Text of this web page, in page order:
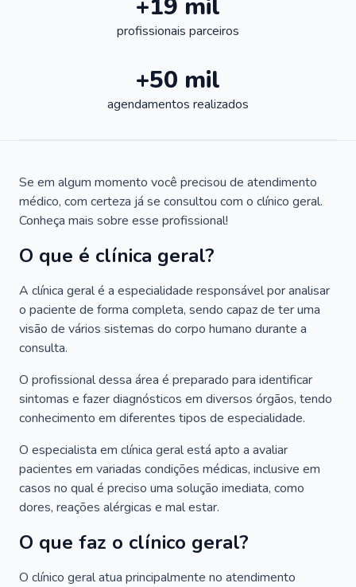
+19 mil
profissionais parceiros
+50 mil
agendamentos realizados
Se em algum momento você precisou de atendimento
médico, com certeza já se consultou com o clínico geral.
Conheça mais sobre esse profissional!
O que é clínica geral?
A clínica geral é a especialidade responsável por analisar
o paciente de forma completa, sendo capaz de ter uma
visão de vários sistemas do corpo humano durante a
consulta.
O profissional dessa área é preparado para identificar
sintomas e fazer diagnósticos em diversos órgãos, tendo
conhecimento em diferentes tipos de especialidade.
O especialista em clínica geral está apto a avaliar
pacientes em variadas condições médicas, inclusive em
casos no qual é preciso uma solução imediata, como
dores, reações alérgicas e mal estar.
O que faz o clínico geral?
O clínico geral atua principalmente no atendimento